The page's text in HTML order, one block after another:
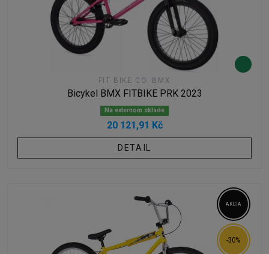
FIT BIKE CO. BMX
Bicykel BMX FITBIKE PRK 2023
Na externom sklade
20 121,91 Kč
DETAIL
AKCIA
-30%